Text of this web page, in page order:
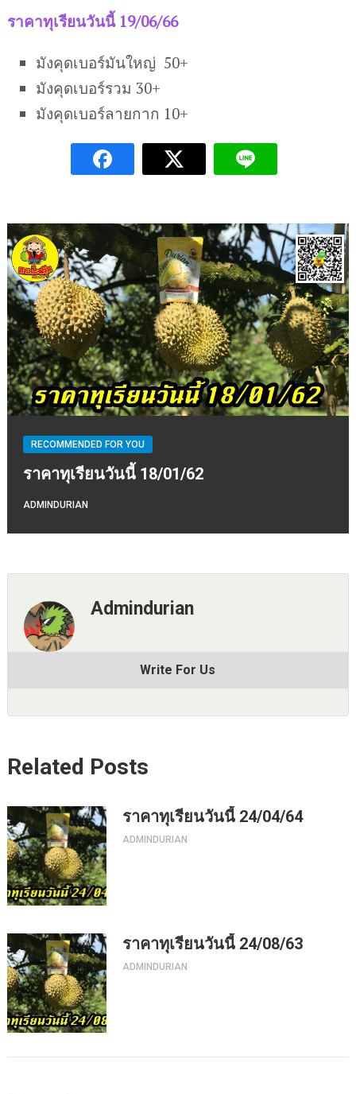
ราคาทุเรียนวันนี้ 19/06/66
มังคุดเบอร์มันใหญ่ 50+
มังคุดเบอร์รวม 30+
มังคุดเบอร์ลายกาก 10+
RECOMMENDED FOR YOU
ราคาทุเรียนวันนี้ 18/01/62
ADMINDURIAN
Admindurian
Write For Us
Related Posts
ราคาทุเรียนวันนี้ 24/04/64
ADMINDURIAN
ราคาทุเรียนวันนี้ 24/08/63
ADMINDURIAN